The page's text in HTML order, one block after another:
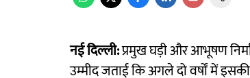
नई दिल्ली:प्रमुख घड़ी और आभूषण
उम्मीद जताई कि अगले दो वर्षों में